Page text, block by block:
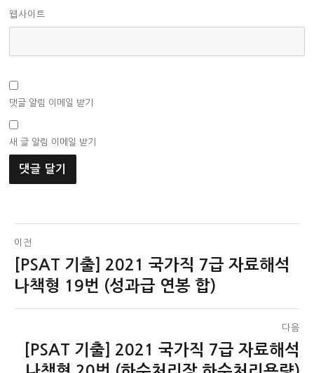
웹사이트
댓글 알림 이메일 받기
새 글 알림 이메일 받기
글
탐
색
이전
이[PSAT 기출] 2021 국가직 7급 자료해석
나책형 19번 (성과급 연봉 합)
다음
[PSAT 기출] 2021 국가직 7급 자료해석